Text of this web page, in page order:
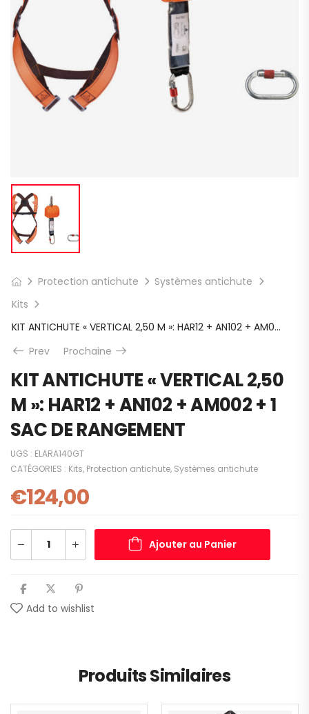
Protection antichute
Systèmes antichute
Kits
KIT ANTICHUTE « VERTICAL 2,50 M »: HAR12 + AN102 + AM002 + 1 SAC DE RANGEMENT
Prev
Prochaine
KIT ANTICHUTE « VERTICAL 2,50
M »: HAR12 + AN102 + AM002 + 1
SAC DE RANGEMENT
UGS : ELARA140GT
CATÉGORIES : Kits, Protection antichute, Systèmes antichute
€124,00
Ajouter au Panier
Add to wishlist
Produits Similaires